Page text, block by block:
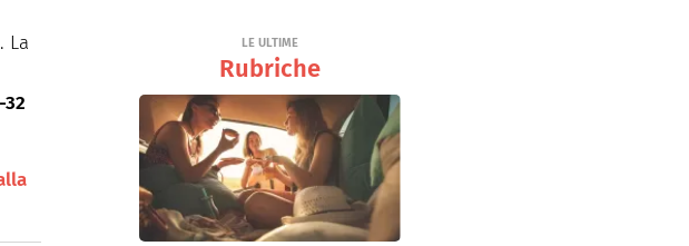
La
32
LE ULTIME
Rubriche